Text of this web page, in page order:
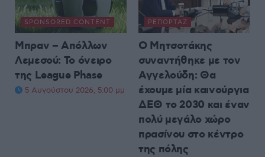
SPONSORED CONTENT
Μπραν – Απόλλων
Λεμεσού: Το όνειρο
της League Phase
5 Αυγούστου 2026, 5:00 μμ
ΡΕΠΟΡΤΆΖ
Ο Μητσοτάκης
συναντήθηκε με τον
Αγγελούδη: Θα
έχουμε μία καινούργια
ΔΕΘ το 2030 και έναν
πολύ μεγάλο χώρο
πρασίνου στο κέντρο
της πόλης